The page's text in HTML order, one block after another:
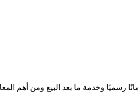
وخدمة ما بعد البيع ومن أهم